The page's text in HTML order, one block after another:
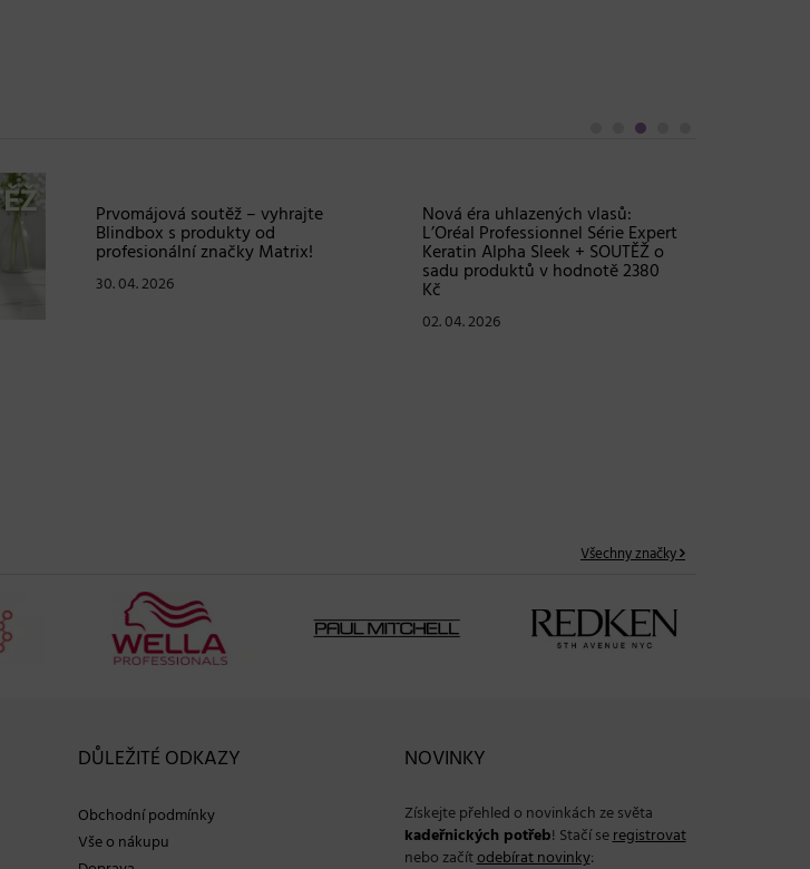
Všechny značky
DŮLEŽITÉ ODKAZY
Obchodní podmínky
Vše o nákupu
NOVINKY
Získejte přehled o novinkách ze světa
kadeřnických potřeb! Stačí se
registrovat